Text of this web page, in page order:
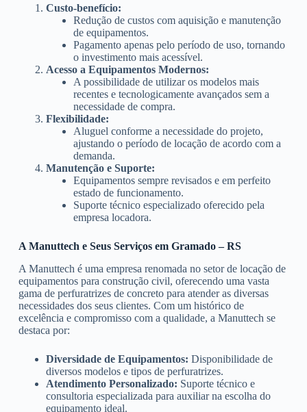
Custo-benefício:
Redução de custos com aquisição e manutenção
de equipamentos.
Pagamento apenas pelo período de uso, tornando
o investimento mais acessível.
Acesso a Equipamentos Modernos:
A possibilidade de utilizar os modelos mais
recentes e tecnologicamente avançados sem a
necessidade de compra.
Flexibilidade:
Aluguel conforme a necessidade do projeto,
ajustando o período de locação de acordo com a
demanda.
Manutenção e Suporte:
Equipamentos sempre revisados e em perfeito
estado de funcionamento.
Suporte técnico especializado oferecido pela
empresa locadora.
A Manuttech e Seus Serviços em Gramado – RS
A Manuttech é uma empresa renomada no setor de locação de
equipamentos para construção civil, oferecendo uma vasta
gama de perfuratrizes de concreto para atender as diversas
necessidades dos seus clientes. Com um histórico de
excelência e compromisso com a qualidade, a Manuttech se
destaca por:
Diversidade de Equipamentos: Disponibilidade de
diversos modelos e tipos de perfuratrizes.
Atendimento Personalizado: Suporte técnico e
consultoria especializada para auxiliar na escolha do
equipamento ideal.